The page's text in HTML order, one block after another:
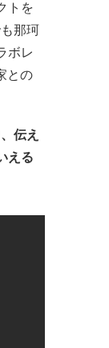
トを
那珂
ボレ
との
伝え
える